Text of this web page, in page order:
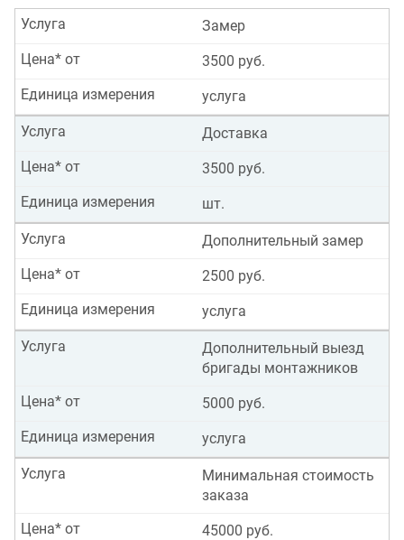
Замер
Услуга
3500 руб.
Цена* от
услуга
Единица измерения
Доставка
Услуга
3500 руб.
Цена* от
шт.
Единица измерения
Дополнительный замер
Услуга
2500 руб.
Цена* от
услуга
Единица измерения
Дополнительный выезд
бригады монтажников
Услуга
5000 руб.
Цена* от
услуга
Единица измерения
Минимальная стоимость
заказа
Услуга
45000 руб.
Цена* от